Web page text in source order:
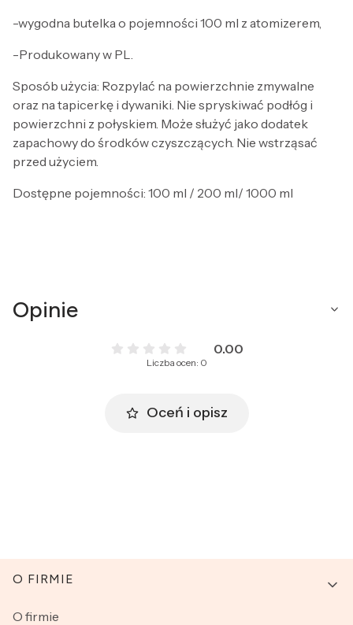
-wygodna butelka o pojemności 100 ml z atomizerem,
-Produkowany w PL.
Sposób użycia: Rozpylać na powierzchnie zmywalne
oraz na tapicerkę i dywaniki. Nie spryskiwać podłóg i
powierzchni z połyskiem. Może służyć jako dodatek
zapachowy do środków czyszczących. Nie wstrząsać
przed użyciem.
Dostępne pojemności: 100 ml / 200 ml/ 1000 ml
Opinie
0.00
Liczba ocen: 0
Oceń i opisz
Linki w stopce
O FIRMIE
O firmie